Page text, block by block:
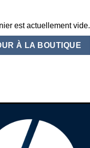
est actuellement vide.
À LA BOUTIQUE